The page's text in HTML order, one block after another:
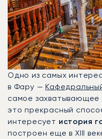
Одно из самых
в Фару —
самое захватывающее
это прекрасный
интересует история
построен еще в XIII